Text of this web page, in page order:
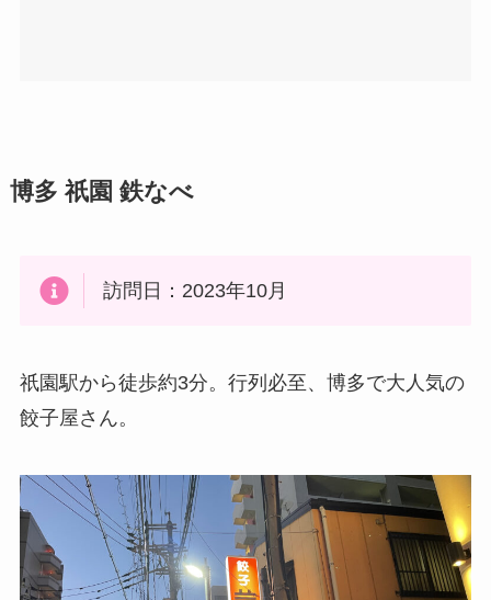
博多 祇園 鉄なべ
訪問日：2023年10月
祇園駅から徒歩約3分。行列必至、博多で大人気の
餃子屋さん。